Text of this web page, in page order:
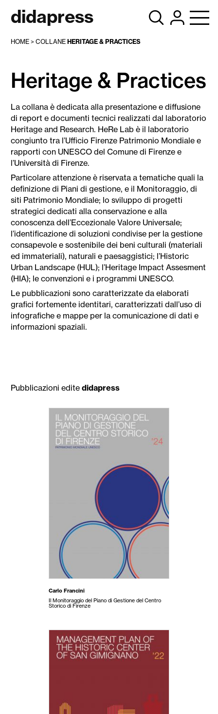
didapress
HOME> COLLANE HERITAGE & PRACTICES
Heritage & Practices
La collana è dedicata alla presentazione e diffusione
di report e documenti tecnici realizzati dal laboratorio
Heritage and Research. HeRe Lab è il laboratorio
congiunto tra l’Ufficio Firenze Patrimonio Mondiale e
rapporti con UNESCO del Comune di Firenze e
l’Università di Firenze.
Particolare attenzione è riservata a tematiche quali la
definizione di Piani di gestione, e il Monitoraggio, di
siti Patrimonio Mondiale; lo sviluppo di progetti
strategici dedicati alla conservazione e alla
conoscenza dell’Eccezionale Valore Universale;
l’identificazione di soluzioni condivise per la gestione
consapevole e sostenibile dei beni culturali (materiali
ed immateriali), naturali e paesaggistici; l’Historic
Urban Landscape (HUL); l’Heritage Impact Assesment
(HIA); le convenzioni e i programmi UNESCO.
Le pubblicazioni sono caratterizzate da elaborati
grafici fortemente identitari, caratterizzati dall’uso di
infografiche e mappe per la comunicazione di dati e
informazioni spaziali.
Pubblicazioni edite didapress
Carlo Francini
Il Monitoraggio del Piano di Gestione del Centro
Storico di Firenze